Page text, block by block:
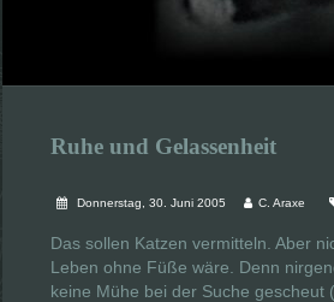
Ruhe und Gelassenheit
Donnerstag, 30. Juni 2005 C. Araxe
Das sollen Katzen vermitteln. Aber
Leben ohne Füße wäre. Denn
keine Mühe bei der Suche